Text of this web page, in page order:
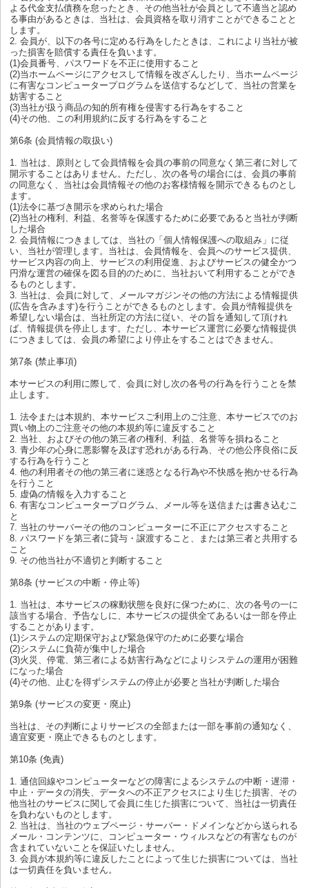
よる代金支払債務を怠ったとき、その他当社が会員として不適当と認め
る事由があるときは、当社は、会員資格を取り消すことができることと
します。
2. 会員が、以下の各号に定める行為をしたときは、これにより当社が被
った損害を賠償する責任を負います。
(1)会員番号、パスワードを不正に使用すること
(2)当ホームページにアクセスして情報を改ざんしたり、当ホームページ
に有害なコンピュータープログラムを送信するなどして、当社の営業を
妨害すること
(3)当社が扱う商品の知的所有権を侵害する行為をすること
(4)その他、この利用規約に反する行為をすること
第6条 (会員情報の取扱い)
1. 当社は、原則として会員情報を会員の事前の同意なく第三者に対して
開示することはありません。ただし、次の各号の場合には、会員の事前
の同意なく、当社は会員情報その他のお客様情報を開示できるものとし
ます。
(1)法令に基づき開示を求められた場合
(2)当社の権利、利益、名誉等を保護するために必要であると当社が判断
した場合
2. 会員情報につきましては、当社の「個人情報保護への取組み」に従
い、当社が管理します。当社は、会員情報を、会員へのサービス提供、
サービス内容の向上、サービスの利用促進、およびサービスの健全かつ
円滑な運営の確保を図る目的のために、当社おいて利用することができ
るものとします。
3. 当社は、会員に対して、メールマガジンその他の方法による情報提供
(広告を含みます)を行うことができるものとします。会員が情報提供を
希望しない場合は、当社所定の方法に従い、その旨を通知して頂けれ
ば、情報提供を停止します。ただし、本サービス運営に必要な情報提供
につきましては、会員の希望により停止をすることはできません。
第7条 (禁止事項)
本サービスの利用に際して、会員に対し次の各号の行為を行うことを禁
止します。
1. 法令または本規約、本サービスご利用上のご注意、本サービスでのお
買い物上のご注意その他の本規約等に違反すること
2. 当社、およびその他の第三者の権利、利益、名誉等を損ねること
3. 青少年の心身に悪影響を及ぼす恐れがある行為、その他公序良俗に反
する行為を行うこと
4. 他の利用者その他の第三者に迷惑となる行為や不快感を抱かせる行為
を行うこと
5. 虚偽の情報を入力すること
6. 有害なコンピュータープログラム、メール等を送信または書き込むこ
と
7. 当社のサーバーその他のコンピューターに不正にアクセスすること
8. パスワードを第三者に貸与・譲渡すること、または第三者と共用する
こと
9. その他当社が不適切と判断すること
第8条 (サービスの中断・停止等)
1. 当社は、本サービスの稼動状態を良好に保つために、次の各号の一に
該当する場合、予告なしに、本サービスの提供全てあるいは一部を停止
することがあります。
(1)システムの定期保守および緊急保守のために必要な場合
(2)システムに負荷が集中した場合
(3)火災、停電、第三者による妨害行為などによりシステムの運用が困難
になった場合
(4)その他、止むを得ずシステムの停止が必要と当社が判断した場合
第9条 (サービスの変更・廃止)
当社は、その判断によりサービスの全部または一部を事前の通知なく、
適宜変更・廃止できるものとします。
第10条 (免責)
1. 通信回線やコンピューターなどの障害によるシステムの中断・遅滞・
中止・データの消失、データへの不正アクセスにより生じた損害、その
他当社のサービスに関して会員に生じた損害について、当社は一切責任
を負わないものとします。
2. 当社は、当社のウェブページ・サーバー・ドメインなどから送られる
メール・コンテンツに、コンピューター・ウィルスなどの有害なものが
含まれていないことを保証いたしません。
3. 会員が本規約等に違反したことによって生じた損害については、当社
は一切責任を負いません。